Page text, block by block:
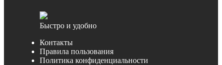
Быстро и удобно
Контакты
Правила пользования
Политика конфиденциальности